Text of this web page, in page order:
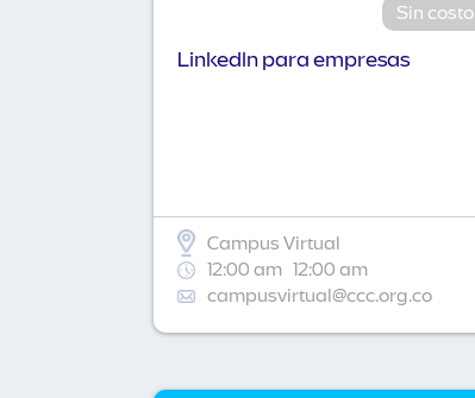
Sin costo
Linkedln para empresas
Campus Virtual
12:00 am 12:00 am
campusvirtual@ccc.org.co